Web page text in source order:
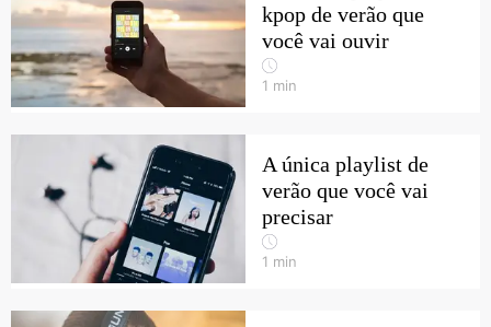
kpop de verão que
você vai ouvir
1 min
A única playlist de
verão que você vai
precisar
1 min